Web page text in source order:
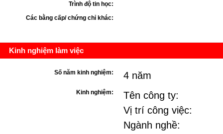
Trình độ tin học:
Các bằng cấp/ chứng chỉ khác:
Kinh nghiệm làm việc
Số năm kinh nghiệm: 4 năm
Kinh nghiệm:
Tên công ty:
Vị trí công việc:
Ngành nghề: